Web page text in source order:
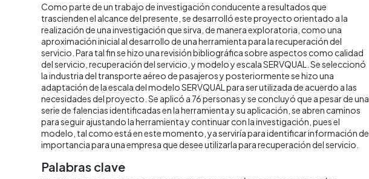
Como parte de un trabajo de investigación conducente a resultados que
trascienden el alcance del presente, se desarrolló este proyecto orientado a la
realización de una investigación que sirva, de manera exploratoria, como una
aproximación inicial al desarrollo de una herramienta para la recuperación del
servicio. Para tal fin se hizo una revisión bibliográfica sobre aspectos como calidad
del servicio, recuperación del servicio, y modelo y escala SERVQUAL. Se seleccionó
la industria del transporte aéreo de pasajeros y posteriormente se hizo una
adaptación de la escala del modelo SERVQUAL para ser utilizada de acuerdo a las
necesidades del proyecto. Se aplicó a 76 personas y se concluyó que a pesar de una
serie de falencias identificadas en la herramienta y su aplicación, se abren caminos
para seguir ajustando la herramienta y continuar con la investigación, pues el
modelo, tal como está en este momento, ya serviría para identificar información de
importancia para una empresa que desee utilizarla para recuperación del servicio.
Palabras clave